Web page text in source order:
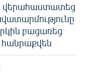
վերահաստատեց
բացառեց